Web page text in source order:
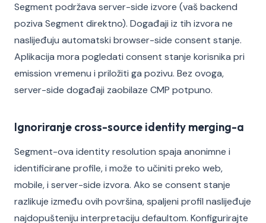
Segment podržava server-side izvore (vaš backend
poziva Segment direktno). Događaji iz tih izvora ne
naslijeđuju automatski browser-side consent stanje.
Aplikacija mora pogledati consent stanje korisnika pri
emission vremenu i priložiti ga pozivu. Bez ovoga,
server-side događaji zaobilaze CMP potpuno.
Ignoriranje cross-source identity merging-a
Segment-ova identity resolution spaja anonimne i
identificirane profile, i može to učiniti preko web,
mobile, i server-side izvora. Ako se consent stanje
razlikuje između ovih površina, spaljeni profil naslijeđuje
najdopušteniju interpretaciju defaultom. Konfigurirajte